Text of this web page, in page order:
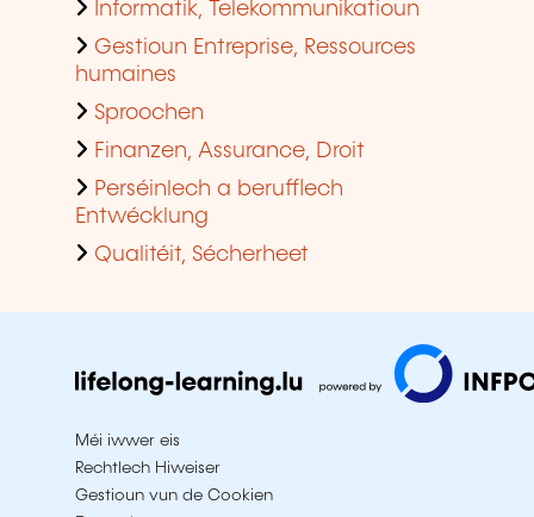
Informatik, Telekommunikatioun
Gestioun Entreprise, Ressources
humaines
Sproochen
Finanzen, Assurance, Droit
Perséinlech a berufflech
Entwécklung
Qualitéit, Sécherheet
Méi iwwer eis
Rechtlech Hiweiser
Gestioun vun de Cookien